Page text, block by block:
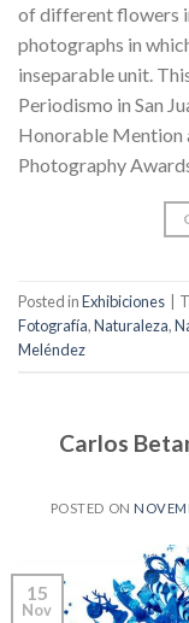
of different flowers
photographs in
inseparable unit.
Periodismo in San
Honorable Mention
Photography
Posted inExhibiciones
Fotografía,Naturaleza,
Meléndez
Carlos
POSTED ON
15
Nov